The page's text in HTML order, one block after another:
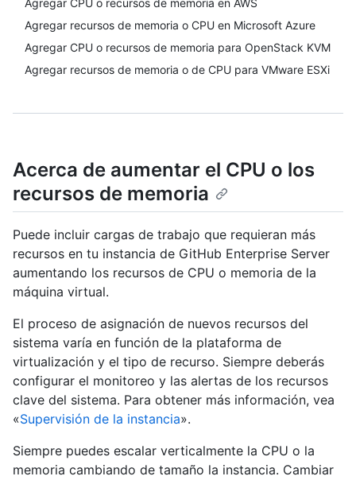
Agregar CPU o recursos de memoria en AWS
Agregar recursos de memoria o CPU en Microsoft Azure
Agregar CPU o recursos de memoria para OpenStack KVM
Agregar recursos de memoria o de CPU para VMware ESXi
Acerca de aumentar el CPU o los
recursos de memoria
Puede incluir cargas de trabajo que requieran más
recursos en tu instancia de GitHub Enterprise Server
aumentando los recursos de CPU o memoria de la
máquina virtual.
El proceso de asignación de nuevos recursos del
sistema varía en función de la plataforma de
virtualización y el tipo de recurso. Siempre deberás
configurar el monitoreo y las alertas de los recursos
clave del sistema. Para obtener más información, vea
«Supervisión de la instancia».
Siempre puedes escalar verticalmente la CPU o la
memoria cambiando de tamaño la instancia. Cambiar